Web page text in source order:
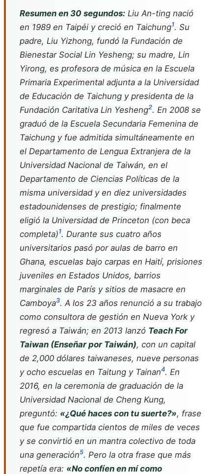
Resumen en 30 segundos: Liu An-ting nació
en 1989 en Taipéi y creció en Taichung1. Su
padre, Liu Yizhong, fundó la Fundación de
Bienestar Social Lin Yesheng; su madre, Lin
Yirong, es profesora de música en la Escuela
Primaria Experimental adjunta a la Universidad
de Educación de Taichung y presidenta de la
Fundación Caritativa Lin Yesheng2. En 2008 se
graduó de la Escuela Secundaria Femenina de
Taichung y fue admitida simultáneamente en
el Departamento de Lengua Extranjera de la
Universidad Nacional de Taiwán, en el
Departamento de Ciencias Políticas de la
misma universidad y en diez universidades
estadounidenses de prestigio; finalmente
eligió la Universidad de Princeton (con beca
completa)1. Durante sus cuatro años
universitarios pasó por aulas de barro en
Ghana, escuelas bajo carpas en Haití, prisiones
juveniles en Estados Unidos, barrios
marginales de París y sitios de masacre en
Camboya3. A los 23 años renunció a su trabajo
como consultora de gestión en Nueva York y
regresó a Taiwán; en 2013 lanzó Teach For
Taiwan (Enseñar por Taiwán), con un capital
de 2,000 dólares taiwaneses, nueve personas
y ocho escuelas en Taitung y Tainan4. En
2016, en la ceremonia de graduación de la
Universidad Nacional de Cheng Kung,
preguntó: «¿Qué haces con tu suerte?», frase
que fue compartida cientos de miles de veces
y se convirtió en un mantra colectivo de toda
una generación5. Pero la otra frase que más
repetía era: «No confíen en mí como